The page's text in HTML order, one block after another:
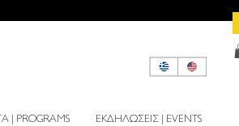
PROGRAMS ΕΚΔΗΛΩΣΕΙΣ | EVENTS